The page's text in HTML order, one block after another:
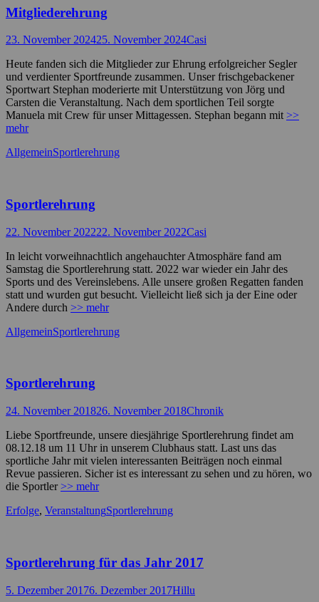
Mitgliederehrung
Posted
23. November 202425. November 2024Autor
Casi
Heute fanden sich die Mitglieder zur Ehrung erfolgreicher Segler
und verdienter Sportfreunde zusammen. Unser frischgebackener
Sportwart Stephan moderierte mit Unterstützung von Jörg und
Carsten die Veranstaltung. Nach dem sportlichen Teil sorgte
Manuela mit Crew für unser Mittagessen. Stephan begann mit >>
mehr
Kategorien
AllgemeinSchlagworte
Sportlerehrung
Sportlerehrung
Posted
22. November 202222. November 2022Autor
Casi
In leicht vorweihnachtlich angehauchter Atmosphäre fand am
Samstag die Sportlerehrung statt. 2022 war wieder ein Jahr des
Sports und des Vereinslebens. Alle unsere großen Regatten fanden
statt und wurden gut besucht. Vielleicht ließ sich ja der Eine oder
Andere durch >> mehr
Kategorien
AllgemeinSchlagworte
Sportlerehrung
Sportlerehrung
Posted
24. November 201826. November 2018Autor
Chronik
Liebe Sportfreunde, unsere diesjährige Sportlerehrung findet am
08.12.18 um 11 Uhr in unserem Clubhaus statt. Last uns das
sportliche Jahr mit vielen interessanten Beiträgen noch einmal
Revue passieren. Sicher ist es interessant zu sehen und zu hören, wo
die Sportler >> mehr
Kategorien
Erfolge, VeranstaltungSchlagworte
Sportlerehrung
Sportlerehrung für das Jahr 2017
Posted
5. Dezember 20176. Dezember 2017Autor
Hillu